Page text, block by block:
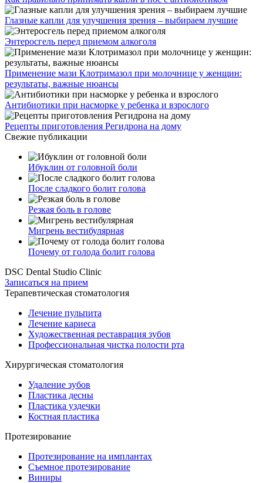
Глазные капли для улучшения зрения – выбираем лучшие
Энтеросгель перед приемом алкоголя
Применение мази Клотримазол при молочнице у женщин:
результаты, важные нюансы
Антибиотики при насморке у ребенка и взрослого
Рецепты приготовления Регидрона на дому
Свежие публикации
Ибуклин от головной боли
После сладкого болит голова
Резкая боль в голове
Мигрень вестибулярная
Почему от голода болит голова
DSC Dental Studio Clinic
Записаться на прием
Терапевтическая стоматология
Лечение пульпита
Лечение кариеса
Художественная реставрация зубов
Профессиональная чистка полости рта
Хирургическая стоматология
Удаление зубов
Пластика десны
Пластика уздечки
Костная пластика
Протезирование
Протезирование на имплантах
Съемное протезирование
Виниры